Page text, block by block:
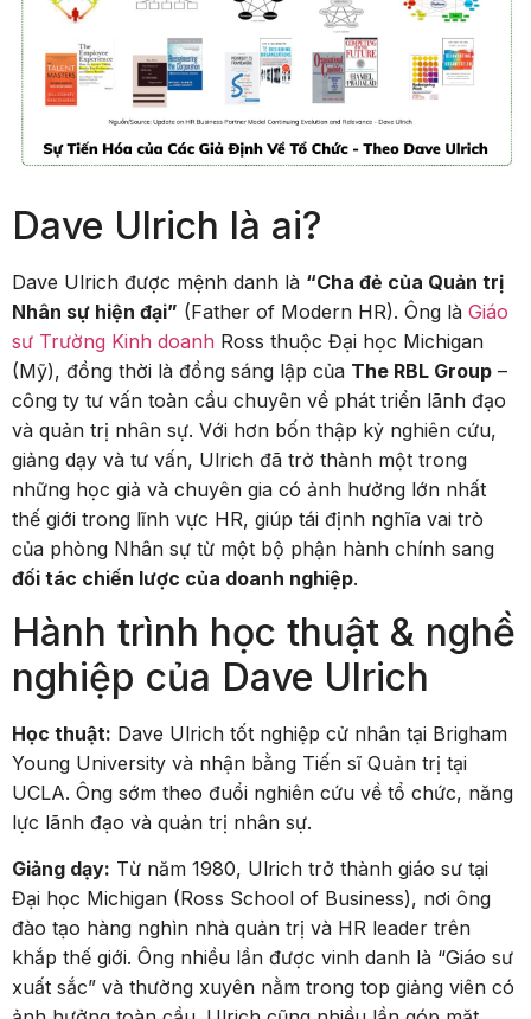
Dave Ulrich là ai?
Dave Ulrich được mệnh danh là “Cha đẻ của Quản trị
Nhân sự hiện đại” (Father of Modern HR). Ông là Giáo
sư Trường Kinh doanh Ross thuộc Đại học Michigan
(Mỹ), đồng thời là đồng sáng lập của The RBL Group –
công ty tư vấn toàn cầu chuyên về phát triển lãnh đạo
và quản trị nhân sự. Với hơn bốn thập kỷ nghiên cứu,
giảng dạy và tư vấn, Ulrich đã trở thành một trong
những học giả và chuyên gia có ảnh hưởng lớn nhất
thế giới trong lĩnh vực HR, giúp tái định nghĩa vai trò
của phòng Nhân sự từ một bộ phận hành chính sang
đối tác chiến lược của doanh nghiệp.
Hành trình học thuật & nghề
nghiệp của Dave Ulrich
Học thuật: Dave Ulrich tốt nghiệp cử nhân tại Brigham
Young University và nhận bằng Tiến sĩ Quản trị tại
UCLA. Ông sớm theo đuổi nghiên cứu về tổ chức, năng
lực lãnh đạo và quản trị nhân sự.
Giảng dạy: Từ năm 1980, Ulrich trở thành giáo sư tại
Đại học Michigan (Ross School of Business), nơi ông
đào tạo hàng nghìn nhà quản trị và HR leader trên
khắp thế giới. Ông nhiều lần được vinh danh là “Giáo sư
xuất sắc” và thường xuyên nằm trong top giảng viên có